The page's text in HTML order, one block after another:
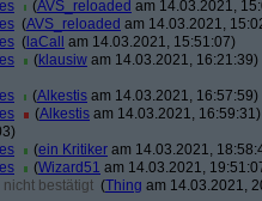
(AVS_reloaded am 14.03.2021,
(AVS_reloaded am 14.03.2021,
( laCall
am 14.03.2021, 15:51:07)
(klausiw am 14.03.2021, 16:21:39)
(Alkestis am 14.03.2021, 16:57:59)
(Alkestis am 14.03.2021, 16:59:31)
(ein Kritiker am 14.03.2021,
(Wizard51 am 14.03.2021,
bestätigt (Thing am 14.03.2021,